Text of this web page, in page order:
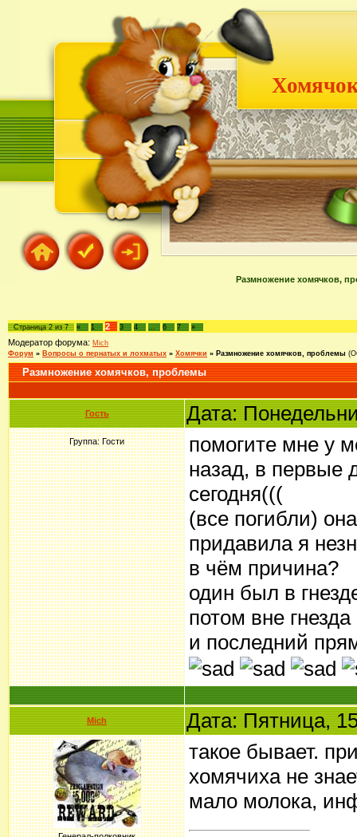
Размножение хомячков,
Страница2из7 « 1 2 3 4 … 6 7 »
Модератор форума: Mich
Форум » Вопросы о пернатых и лохматых » Хомячки » Размножение хомячков, проблемы
Размножение хомячков, проблемы
Гость Дата:
Группа: Гости
помогите мне у
назад, в первые
сегодня(((
(все погибли)
придавила я
в чём причина?
один был в
потом вне
и последний
Mich Дата: Пятница,
такое бывает.
хомячиха не
мало молока,